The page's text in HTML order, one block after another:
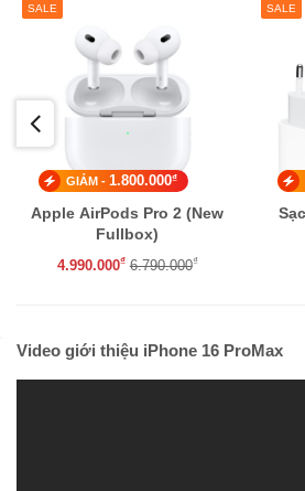
SALE
GIẢM -160.000₫
Sạc Apple USB-C 20W (
Chính Hãng )
390.000₫ 550.000₫
BÁN
Video giới thiệu iPhone 16 ProMax